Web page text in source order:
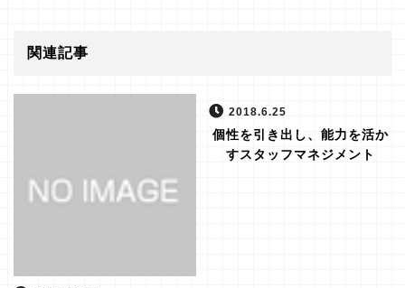
関連記事
2018.6.25
個性を引き出し、能力を活か
すスタッフマネジメント